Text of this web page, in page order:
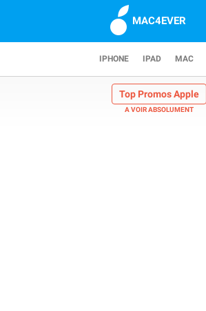
MAC4EVER
IPHONE IPAD MAC
Top Promos Apple